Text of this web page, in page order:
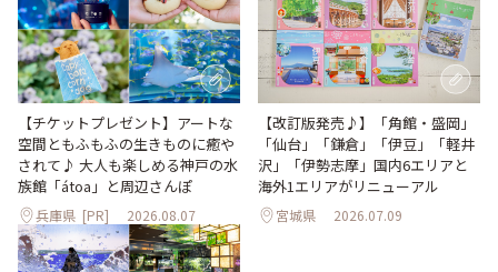
【チケットプレゼント】アートな
空間ともふもふの生きものに癒や
されて♪ 大人も楽しめる神戸の水
族館「átoa」と周辺さんぽ
兵庫県 [PR] 2026.08.07
【改訂版発売♪】「角館・盛岡」
「仙台」「鎌倉」「伊豆」「軽井
沢」「伊勢志摩」国内6エリアと
海外1エリアがリニューアル
宮城県 2026.07.09